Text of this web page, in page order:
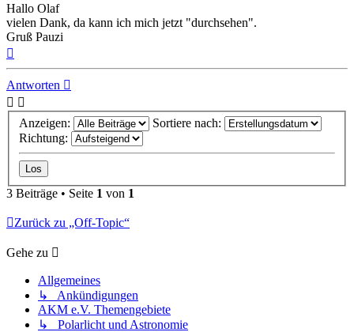
Hallo Olaf
vielen Dank, da kann ich mich jetzt "durchsehen".
Gruß Pauzi
Antworten
Anzeigen:
Sortiere nach:
Richtung:
3 Beiträge • Seite 1 von 1
Zurück zu „Off-Topic“
Gehe zu
Allgemeines
↳ Ankündigungen
AKM e.V. Themengebiete
↳ Polarlicht und Astronomie